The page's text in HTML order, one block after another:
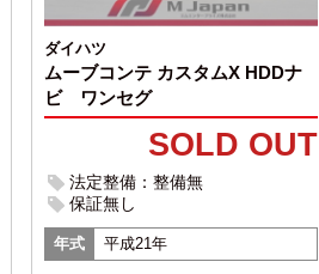
ダイハツ
ムーブコンテ カスタムX HDDナ
ビ ワンセグ
SOLD OUT
法定整備：整備無
保証無し
年式 平成21年